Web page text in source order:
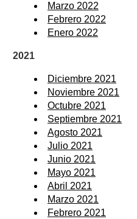
Marzo 2022
Febrero 2022
Enero 2022
2021
Diciembre 2021
Noviembre 2021
Octubre 2021
Septiembre 2021
Agosto 2021
Julio 2021
Junio 2021
Mayo 2021
Abril 2021
Marzo 2021
Febrero 2021